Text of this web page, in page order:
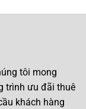
tôi mong
trình ưu đãi thuê
khách hàng